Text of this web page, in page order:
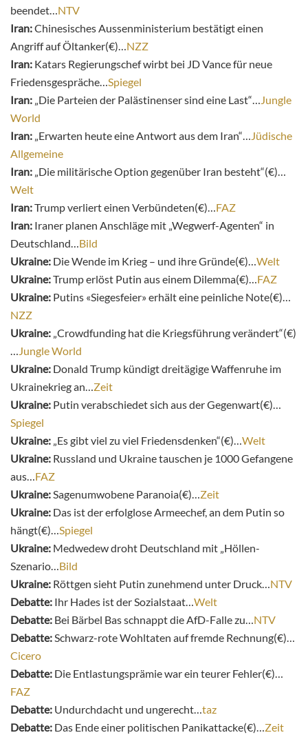
beendet…NTV
Iran:Chinesisches Aussenministerium bestätigt einen
Angriff auf Öltanker(€)…NZZ
Iran: Katars Regierungschef wirbt bei JD Vance für neue
Friedensgespräche…Spiegel
Iran: „Die Parteien der Palästinenser sind eine Last“…Jungle
World
Iran: „Erwarten heute eine Antwort aus dem Iran“…Jüdische
Allgemeine
Iran: „Die militärische Option gegenüber Iran besteht“(€)…
Welt
Iran:Trump verliert einen Verbündeten(€)…FAZ
Iran: Iraner planen Anschläge mit „Wegwerf-Agenten“ in
Deutschland…Bild
Ukraine: Die Wende im Krieg – und ihre Gründe(€)…Welt
Ukraine:Trump erlöst Putin aus einem Dilemma(€)…FAZ
Ukraine: Putins «Siegesfeier» erhält eine peinliche Note(€)…
NZZ
Ukraine: „Crowdfunding hat die Kriegsführung verändert“(€)
…Jungle World
Ukraine: Donald Trump kündigt dreitägige Waffenruhe im
Ukrainekrieg an…Zeit
Ukraine: Putin verabschiedet sich aus der Gegenwart(€)…
Spiegel
Ukraine: „Es gibt viel zu viel Friedensdenken“(€)…Welt
Ukraine: Russland und Ukraine tauschen je 1000 Gefangene
aus…FAZ
Ukraine:Sagenumwobene Paranoia(€)…Zeit
Ukraine: Das ist der erfolglose Armeechef, an dem Putin so
hängt(€)…Spiegel
Ukraine: Medwedew droht Deutschland mit „Höllen-
Szenario…Bild
Ukraine: Röttgen sieht Putin zunehmend unter Druck…NTV
Debatte: Ihr Hades ist der Sozialstaat…Welt
Debatte: Bei Bärbel Bas schnappt die AfD-Falle zu…NTV
Debatte:Schwarz-rote Wohltaten auf fremde Rechnung(€)…
Cicero
Debatte: Die Entlastungsprämie war ein teurer Fehler(€)…
FAZ
Debatte: Undurchdacht und ungerecht…taz
Debatte: Das Ende einer politischen Panikattacke(€)…Zeit